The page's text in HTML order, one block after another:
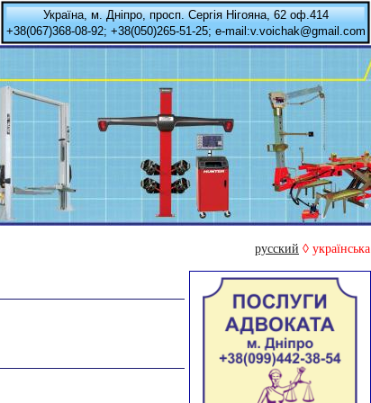
Україна, м. Дніпро, просп. Сергія Нігояна, 62 оф.414
+38(067)368-08-92; +38(050)265-51-25; e-mail:v.voichak@gmail.com
русский ◊ українська